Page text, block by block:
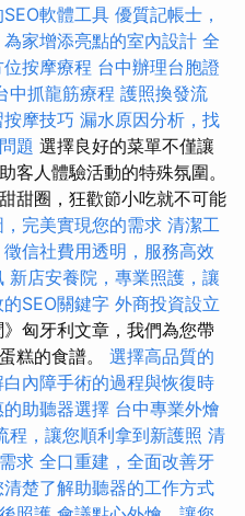
軟體工具 優質記帳士，
為家增添亮點的室內設計 全
按摩療程 台中辦理台胞證
中抓龍筋療程 護照換發流
摩技巧 漏水原因分析，找
題 選擇良好的菜單不僅讓
客人體驗活動的特殊氛圍。
甜圈，狂歡節小吃就不可能
完美實現您的需求 清潔工
徵信社費用透明，服務高效
新店安養院，專業照護，讓
SEO關鍵字 外商投資設立
匈牙利文章，我們為您帶
糕的食譜。 選擇高品質的
白內障手術的過程與恢復時
助聽器選擇 台中專業外燴
程，讓您順利拿到新護照 清
求 全口重建，全面改善牙
楚了解助聽器的工作方式